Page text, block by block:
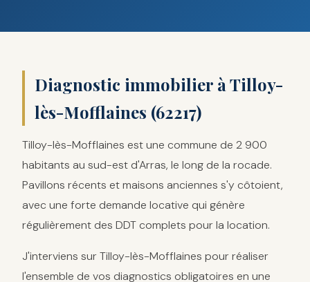
Diagnostic immobilier à Tilloy-
lès-Mofflaines (62217)
Tilloy-lès-Mofflaines est une commune de 2 900
habitants au sud-est d'Arras, le long de la rocade.
Pavillons récents et maisons anciennes s'y côtoient,
avec une forte demande locative qui génère
régulièrement des DDT complets pour la location.
J'interviens sur Tilloy-lès-Mofflaines pour réaliser
l'ensemble de vos diagnostics obligatoires en une